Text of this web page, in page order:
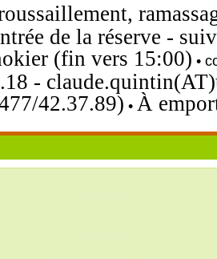
de la réserve -
(fin vers 15:00) •
-
42.37.89) • À